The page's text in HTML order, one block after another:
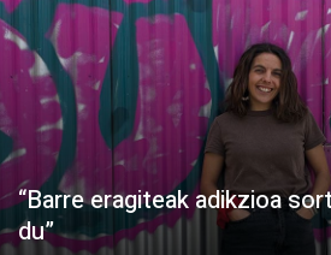
“Barre eragiteak adikzioa
du”